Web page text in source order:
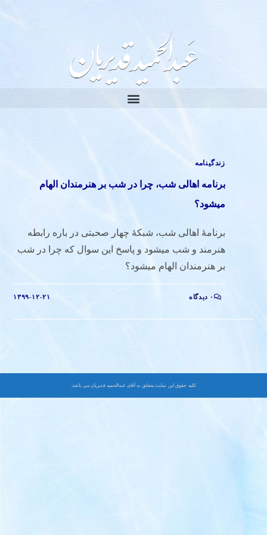
زندگینامه
برنامه اهالی شب، چرا در شب بر هنرمندان الهام
میشود؟
برنامۀ اهالی شب، شبکۀ چهار صحبتی در باره رابطه
هنرمند و شب میشود و پاسخ این سوال که چرا در شب
بر هنرمندان الهام میشود؟
۰ دیدگاه ۱۳۹۹-۱۲-۲۱
کلیه حقوق این سایت متعلق به آقای عبدالحمید قدیریان می باشد.